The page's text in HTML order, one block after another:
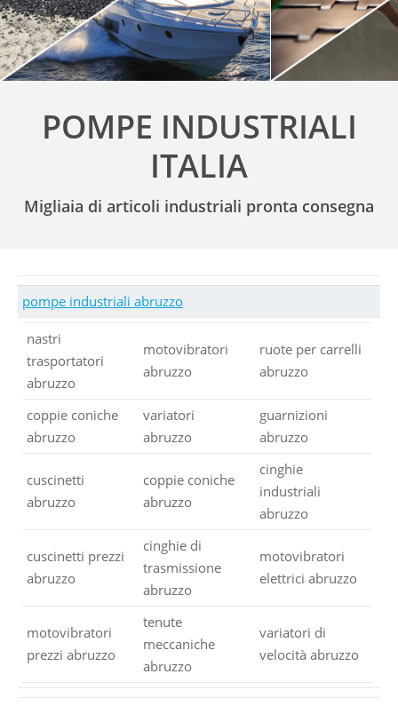
POMPE INDUSTRIALI
ITALIA
Migliaia di articoli industriali pronta consegna
pompe industriali abruzzo
nastri
trasportatori
abruzzo
motovibratori
abruzzo
ruote per carrelli
abruzzo
coppie coniche
abruzzo
variatori
abruzzo
guarnizioni
abruzzo
cuscinetti
abruzzo
coppie coniche
abruzzo
cinghie
industriali
abruzzo
cuscinetti prezzi
abruzzo
cinghie di
trasmissione
abruzzo
motovibratori
elettrici abruzzo
motovibratori
prezzi abruzzo
tenute
meccaniche
abruzzo
variatori di
velocità abruzzo